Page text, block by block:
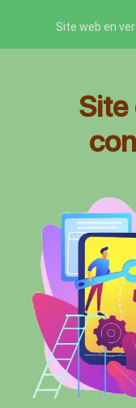
Site
Site web en